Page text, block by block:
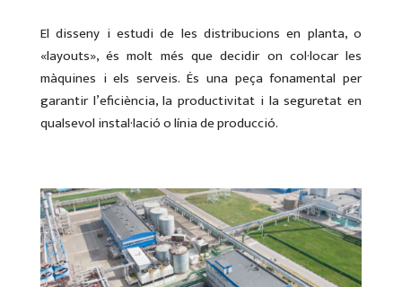
El disseny i estudi de les distribucions en planta, o
«layouts», és molt més que decidir on col·locar les
màquines i els serveis. És una peça fonamental per
garantir l’eficiència, la productivitat i la seguretat en
qualsevol instal·lació o línia de producció.